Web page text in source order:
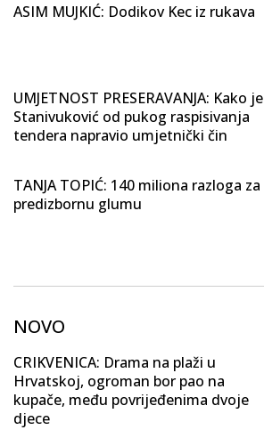
ASIM MUJKIĆ: Dodikov Kec iz rukava
UMJETNOST PRESERAVANJA: Kako je
Stanivuković od pukog raspisivanja
tendera napravio umjetnički čin
TANJA TOPIĆ: 140 miliona razloga za
predizbornu glumu
NOVO
CRIKVENICA: Drama na plaži u
Hrvatskoj, ogroman bor pao na
kupače, među povrijeđenima dvoje
djece